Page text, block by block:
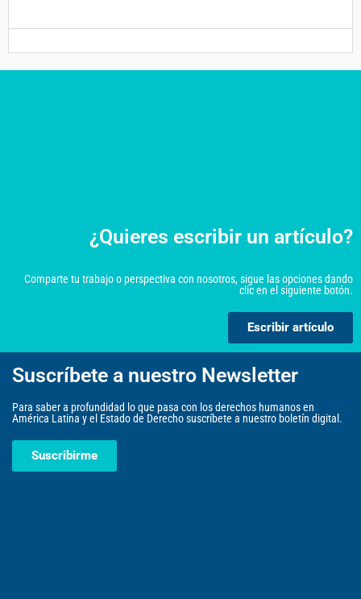
¿Quieres escribir un artículo?
Comparte tu trabajo o perspectiva con nosotros, sigue las opciones dando
clic en el siguiente botón.
Escribir artículo
Suscríbete a nuestro Newsletter
Para saber a profundidad lo que pasa con los derechos humanos en
América Latina y el Estado de Derecho suscríbete a nuestro boletín digital.
Suscribirme